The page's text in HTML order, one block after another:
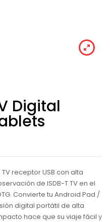
Digital
receptor USB con alta
de ISDB-T TV en el
Convierte tu Android Pad /
digital portátil de alta
hace que su viaje fácil y